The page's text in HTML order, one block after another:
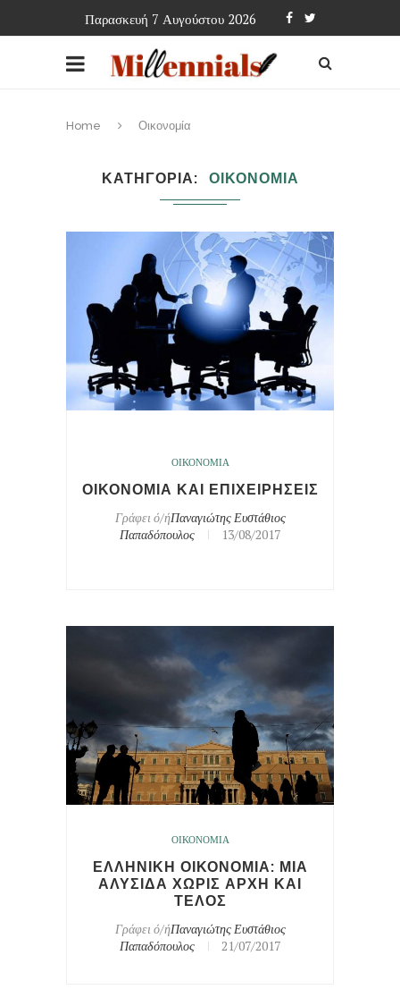
Παρασκευή 7 Αυγούστου 2026
Home Οικονομία
ΚΑΤΗΓΟΡΙΑ ΟΙΚΟΝΟΜΙΑ
ΟΙΚΟΝΟΜΙΑ
ΟΙΚΟΝΟΜΙΑ ΚΑΙ ΕΠΙΧΕΙΡΗΣΕΙΣ
Γράφει ό/ήΠαναγιώτης Ευστάθιος
Παπαδόπουλος
13/08/2017
ΟΙΚΟΝΟΜΙΑ
ΕΛΛΗΝΙΚΗ ΟΙΚΟΝΟΜΙΑ: ΜΙΑ
ΑΛΥΣΙΔΑ ΧΩΡΙΣ ΑΡΧΗ ΚΑΙ
ΤΕΛΟΣ
Γράφει ό/ήΠαναγιώτης Ευστάθιος
Παπαδόπουλος
21/07/2017